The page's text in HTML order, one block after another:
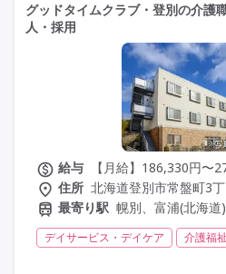
グッドタイムクラブ・登別の介護
人・採用
給与
【月給】186,330円〜
住所 北海道登別市常盤町3
最寄り駅 幌別、富浦(北海道)
デイサービス・デイケア
介護福
初任